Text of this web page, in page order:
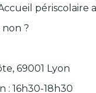
?
69001 Lyon
: 16h30-18h30